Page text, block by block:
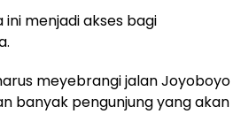
ini menjadi akses bagi
meyebrangi jalan Joyoboyo
banyak pengunjung yang akan